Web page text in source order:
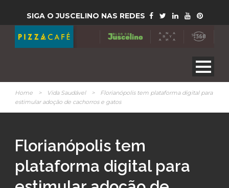
SIGA O JUSCELINO NAS REDES
Home > Vida Saudável >
Florianópolis tem plataforma digital para
estimular adoção de cachorros e gatos
Florianópolis tem
plataforma digital para